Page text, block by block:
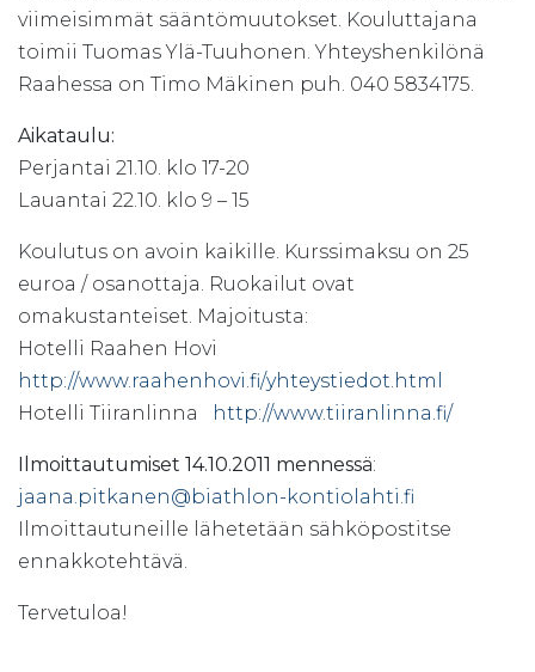
viimeisimmät sääntömuutokset. Kouluttajana
toimii Tuomas Ylä-Tuuhonen. Yhteyshenkilönä
Raahessa on Timo Mäkinen puh. 040 5834175.
Aikataulu:
Perjantai 21.10. klo 17-20
Lauantai 22.10. klo 9 – 15
Koulutus on avoin kaikille. Kurssimaksu on 25
euroa / osanottaja. Ruokailut ovat
omakustanteiset. Majoitusta:
Hotelli Raahen Hovi
http://www.raahenhovi.fi/yhteystiedot.html
Hotelli Tiiranlinna
http://www.tiiranlinna.fi/
Ilmoittautumiset 14.10.2011 mennessä:
jaana.pitkanen@biathlon-kontiolahti.fi
Ilmoittautuneille lähetetään sähköpostitse
ennakkotehtävä.
Tervetuloa!